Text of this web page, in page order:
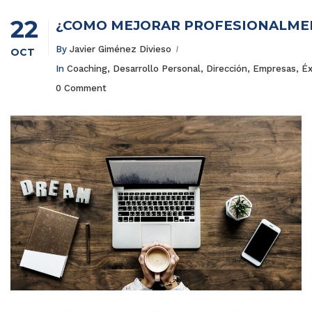
22
OCT
¿CÓMO MEJORAR
By Javier Giménez Divieso
In Coaching, Desarrollo Personal, Dirección, Empresas,
0 Comment